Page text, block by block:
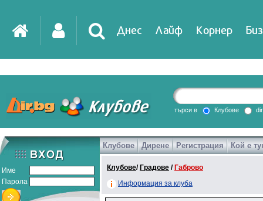
Днес Лайф Корнер
DirTV Impressio
Games
търси в Клубове
Име
Парола
Клубове Дирене Регистрация Кой е
Клубове/ Градове / Габрово
Информация за клуба